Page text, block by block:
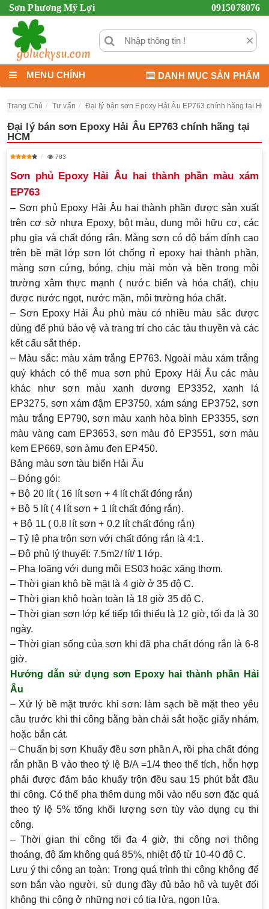
Sơn Phương Mỹ Lợi 0915078076
×
MENU CHÍNH DANH MỤC SẢN PHẨM
Trang Chủ Tư vấn Đại lý bán sơn Epoxy Hải Âu EP763 chính hãng tại
Đại lý bán sơn Epoxy Hải Âu EP763 chính hãng tại
HCM
783
Sơn phủ Epoxy Hải Âu hai thành phần màu xám
EP763
– Sơn phủ Epoxy Hải Âu hai thành phần được sản xuất
trên cơ sở nhựa Epoxy, bột màu, dung môi hữu cơ, các
phụ gia và chất đóng rắn. Màng sơn có độ bám dính cao
trên bề mặt lớp sơn lót chống rỉ epoxy hai thành phần,
màng sơn cứng, bóng, chịu mài mòn và bền trong môi
trường xâm thực mạnh ( nước biển và hóa chất), chịu
được nước ngọt, nước mặn, môi trường hóa chất.
– Sơn Epoxy Hải Âu phủ màu có nhiều màu sắc được
dùng để phủ bảo vệ và trang trí cho các tàu thuyền và các
kết cấu sắt thép.
– Màu sắc: màu xám trắng EP763. Ngoài màu xám trắng
quý khách có thể mua sơn phủ Epoxy Hải Âu các màu
khác như sơn màu xanh dương EP3352, xanh lá
EP3275, sơn xám đậm EP3750, xám sáng EP3752, sơn
màu trắng EP790, sơn màu xanh hòa bình EP3355, sơn
màu vàng cam EP3653, sơn màu đỏ EP3551, sơn màu
kem EP669, sơn àmu đen EP450.
Bảng màu sơn tàu biển Hải Âu
– Đóng gói:
+ Bộ 20 lít ( 16 lít sơn + 4 lít chất đóng rắn)
+ Bộ 5 lít ( 4 lít sơn + 1 lít chất đóng rắn).
+ Bộ 1L ( 0.8 lít sơn + 0.2 lít chất đóng rắn)
– Tỷ lệ pha trộn sơn với chất đóng rắn là 4:1.
– Độ phủ lý thuyết: 7.5m2/ lít/ 1 lớp.
– Pha loãng với dung môi ES03 hoặc xăng thơm.
– Thời gian khô bề mặt là 4 giờ ở 35 độ C.
– Thời gian khô hoàn toàn là 18 giờ 35 độ C.
– Thời gian sơn lớp kế tiếp tối thiểu là 12 giờ, tối đa là 30
ngày.
– Thời gian sống của sơn khi đã pha chất đóng rắn là 6-8
giờ.
Hướng dẫn sử dụng sơn Epoxy hai thành phần Hải
Âu
– Xử lý bề mặt trước khi sơn: làm sạch bề mặt theo yêu
cầu trước khi thi công bằng bàn chải sắt hoặc giấy nhám,
hoặc bắn cát.
– Chuẩn bị sơn Khuấy đều sơn phần A, rồi pha chất đóng
rắn phần B vào theo tỷ lệ B/A =1/4 theo thể tích, hỗn hợp
phải được đảm bảo khuấy trộn đều sau 15 phút bắt đầu
thi công. Có thể pha thêm dung môi vào nếu sơn đặc quá
theo tỷ lệ 5% tổng khối lượng sơn tùy vào dụng cụ thi
công.
– Thời gian thi công tối đa 4 giờ, thi công nơi thông
thoáng, độ ẩm không quá 85%, nhiệt độ từ 10-40 độ C.
Lưu ý thi công an toàn: Trong quá trình thi công không để
sơn bắn vào người, sử dụng đầy đủ bảo hộ và tuyệt đối
không thi công ở những nơi có tia lửa, ngọn lửa.